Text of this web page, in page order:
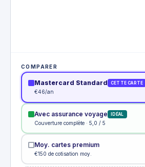
COMPARER
Mastercard Standard CETTE CARTE
€46/an
Avec assurance voyage IDÉAL
Couverture complète · 5,0 / 5
Moy. cartes premium
€150 de cotisation moy.